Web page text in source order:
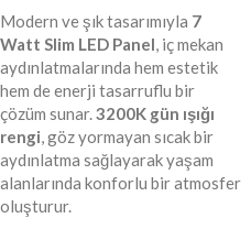
Modern ve şık tasarımıyla 7
Watt Slim LED Panel, iç mekan
aydınlatmalarında hem estetik
hem de enerji tasarruflu bir
çözüm sunar.3200K gün ışığı
rengi, göz yormayan sıcak bir
aydınlatma sağlayarak yaşam
alanlarında konforlu bir atmosfer
oluşturur.